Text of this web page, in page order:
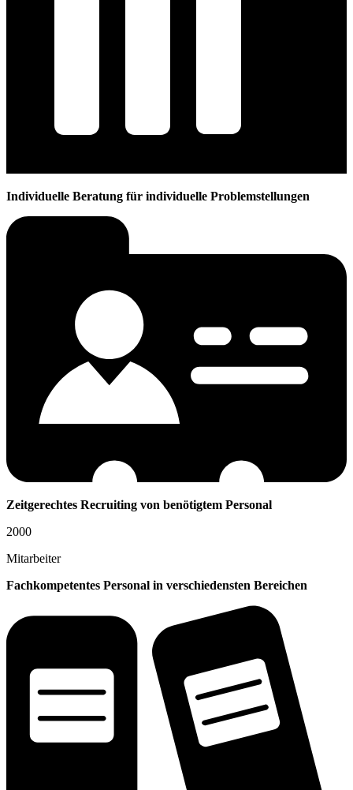
Individuelle Beratung für individuelle Problemstellungen
Zeitgerechtes Recruiting von benötigtem Personal
2000
Mitarbeiter
Fachkompetentes Personal in verschiedensten Bereichen